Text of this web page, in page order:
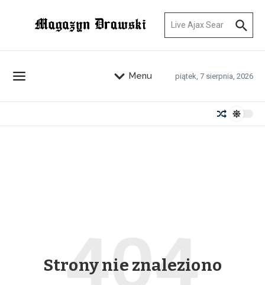
Menu piątek, 7 sierpnia, 2026
Strony nie znaleziono